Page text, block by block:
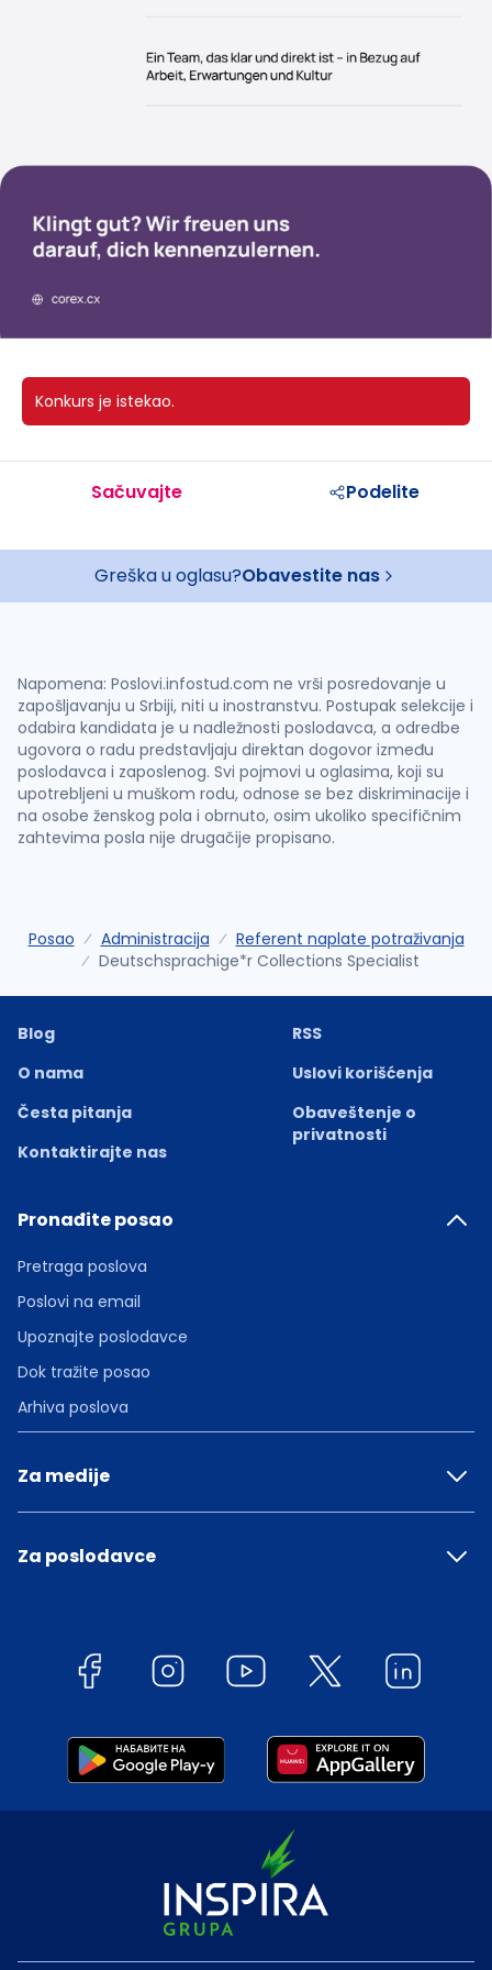
Konkurs je istekao.
Sačuvajte Podelite
Greška u oglasu?Obavestite nas
Napomena: Poslovi.infostud.com ne vrši posredovanje u
zapošljavanju u Srbiji, niti u inostranstvu. Postupak selekcije i
odabira kandidata je u nadležnosti poslodavca, a odredbe
ugovora o radu predstavljaju direktan dogovor između
poslodavca i zaposlenog. Svi pojmovi u oglasima, koji su
upotrebljeni u muškom rodu, odnose se bez diskriminacije i
na osobe ženskog pola i obrnuto, osim ukoliko specifičnim
zahtevima posla nije drugačije propisano.
Posao Administracija
Referent naplate potraživanja
Deutschsprachige*r Collections Specialist
Blog
O nama
Česta pitanja
Kontaktirajte nas
RSS
Uslovi korišćenja
Obaveštenje o
privatnosti
Pronađite posao
Pretraga poslova
Poslovi na email
Upoznajte poslodavce
Dok tražite posao
Arhiva poslova
Za medije
Za poslodavce